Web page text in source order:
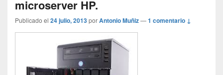
microserver HP.
Publicado el 24 julio, 2013porAntonio Muñiz—1 comentario ↓